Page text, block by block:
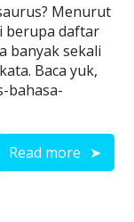
Menurut
berupa daftar
banyak sekali
Baca yuk,
bahasa-
Read more